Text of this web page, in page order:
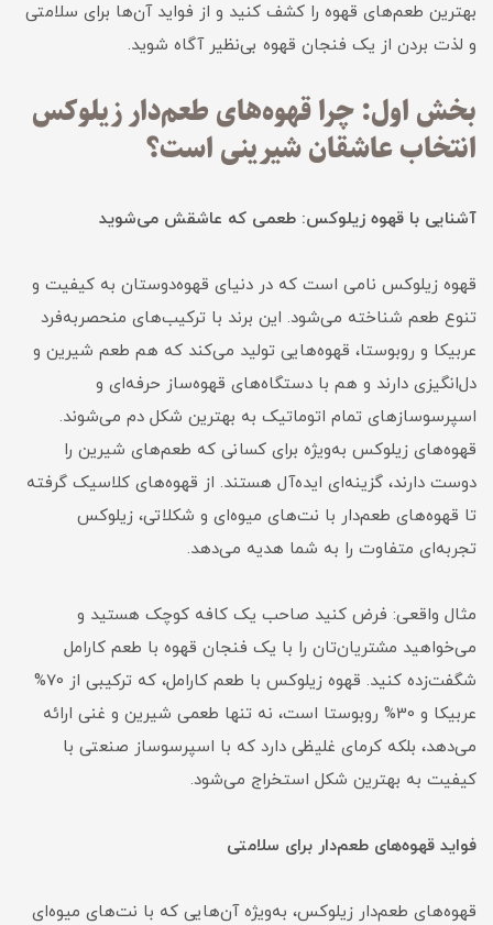
بهترین طعم‌های قهوه را کشف کنید و از فواید آن‌ها برای سلامتی
و لذت بردن از یک فنجان قهوه بی‌نظیر آگاه شوید.
بخش اول: چرا قهوه‌های طعم‌دار زیلوکس
انتخاب عاشقان شیرینی است؟
آشنایی با قهوه زیلوکس: طعمی که عاشقش می‌شوید
قهوه زیلوکس نامی است که در دنیای قهوه‌دوستان به کیفیت و
تنوع طعم شناخته می‌شود. این برند با ترکیب‌های منحصربه‌فرد
عربیکا و روبوستا، قهوه‌هایی تولید می‌کند که هم طعم شیرین و
دل‌انگیزی دارند و هم با دستگاه‌های قهوه‌ساز حرفه‌ای و
اسپرسوسازهای تمام اتوماتیک به بهترین شکل دم می‌شوند.
قهوه‌های زیلوکس به‌ویژه برای کسانی که طعم‌های شیرین را
دوست دارند، گزینه‌ای ایده‌آل هستند. از قهوه‌های کلاسیک گرفته
تا قهوه‌های طعم‌دار با نت‌های میوه‌ای و شکلاتی، زیلوکس
تجربه‌ای متفاوت را به شما هدیه می‌دهد.
مثال واقعی: فرض کنید صاحب یک کافه کوچک هستید و
می‌خواهید مشتریان‌تان را با یک فنجان قهوه با طعم کارامل
شگفت‌زده کنید. قهوه زیلوکس با طعم کارامل، که ترکیبی از 70%
عربیکا و 30% روبوستا است، نه تنها طعمی شیرین و غنی ارائه
می‌دهد، بلکه کرمای غلیظی دارد که با اسپرسوساز صنعتی با
کیفیت به بهترین شکل استخراج می‌شود.
فواید قهوه‌های طعم‌دار برای سلامتی
قهوه‌های طعم‌دار زیلوکس، به‌ویژه آن‌هایی که با نت‌های میوه‌ای